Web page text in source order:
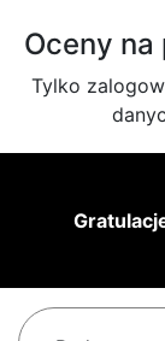
Oceny
Tylko